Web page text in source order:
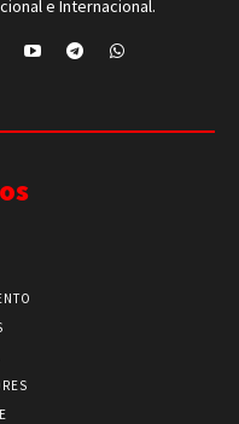
e Internacional.